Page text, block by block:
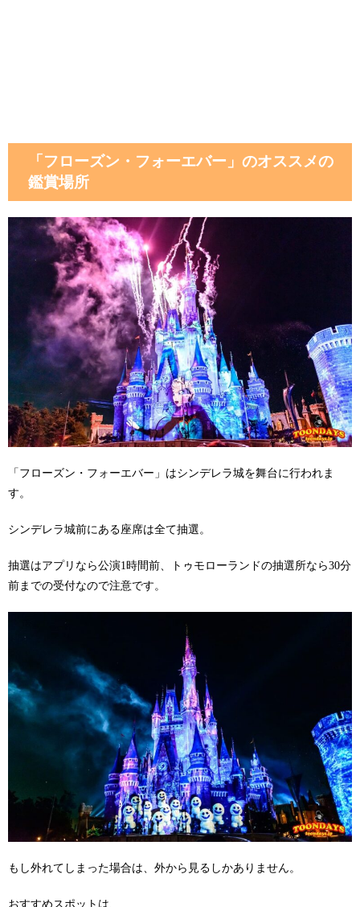
「フローズン・フォーエバー」のオススメの
鑑賞場所
「フローズン・フォーエバー」はシンデレラ城を舞台に行われま
す。
シンデレラ城前にある座席は全て抽選。
抽選はアプリなら公演1時間前、トゥモローランドの抽選所なら30分
前までの受付なので注意です。
もし外れてしまった場合は、外から見るしかありません。
おすすめスポットは、